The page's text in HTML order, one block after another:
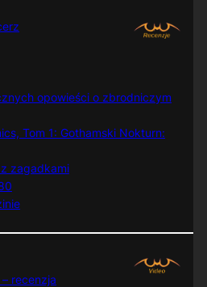
opowieści o zbrodniczym
Tom 1: Gothamski Nokturn:
zagadkami
recenzja